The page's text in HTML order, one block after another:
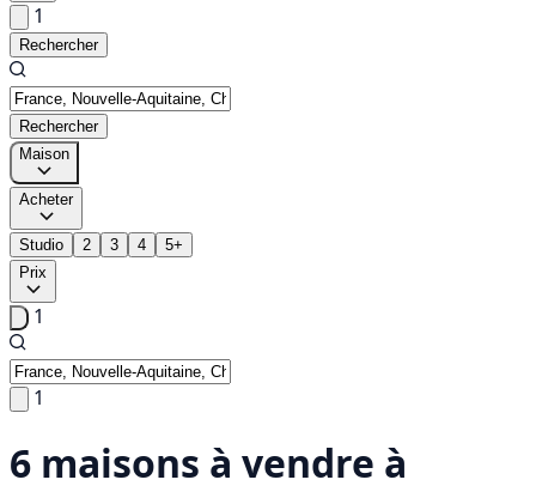
1
Rechercher
Rechercher
Maison
Acheter
Studio 2 3 4
5+
Prix
1
1
6 maisons à vendre à